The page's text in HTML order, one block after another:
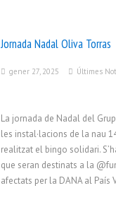
Jornada Nadal Oliva Torras
gener 27, 2025 Últimes
La jornada de Nadal del
les instal·lacions de la nau
realitzat el bingo solidari.
que seran destinats a la
afectats per la DANA al País